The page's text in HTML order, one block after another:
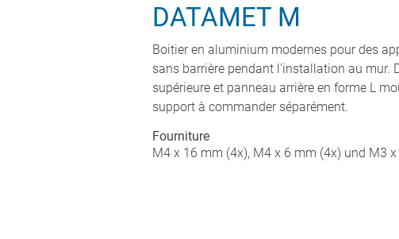
DATAMET M
Boitier en aluminium modernes pour des
sans barrière pendant l'installation au mur.
supérieure et panneau arrière en forme L
support à commander séparément.
Fourniture
M4 x 16 mm (4x), M4 x 6 mm (4x) und M3